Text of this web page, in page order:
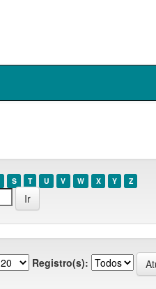
S T U V W X Y Z
Registro(s):